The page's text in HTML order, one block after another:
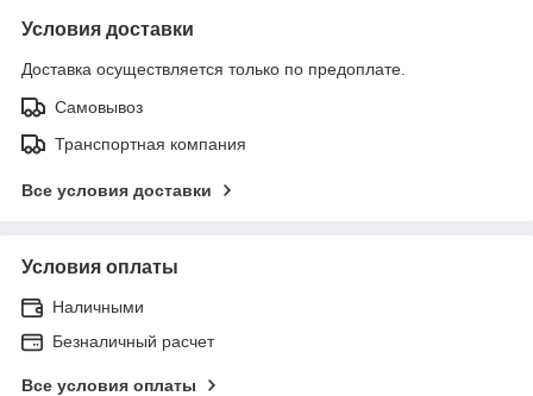
Условия доставки
Доставка осуществляется только по предоплате.
Самовывоз
Транспортная компания
Все условия доставки
Условия оплаты
Наличными
Безналичный расчет
Все условия оплаты